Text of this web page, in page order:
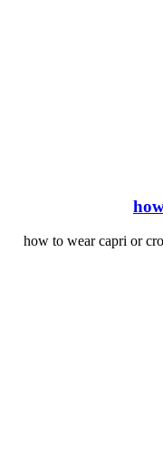
how to wear capri or